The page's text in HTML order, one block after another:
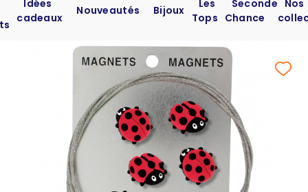
Idées
cadeaux
Nouveautés Bijoux
Les
Tops
Seconde
Chance
Nos